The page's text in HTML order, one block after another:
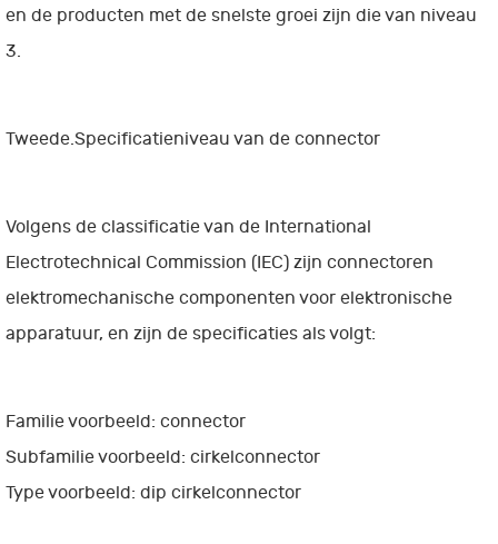
en de producten met de snelste groei zijn die van niveau
3.
Tweede.Specificatieniveau van de connector
Volgens de classificatie van de International
Electrotechnical Commission (IEC) zijn connectoren
elektromechanische componenten voor elektronische
apparatuur, en zijn de specificaties als volgt:
Familie voorbeeld: connector
Subfamilie voorbeeld: cirkelconnector
Type voorbeeld: dip cirkelconnector